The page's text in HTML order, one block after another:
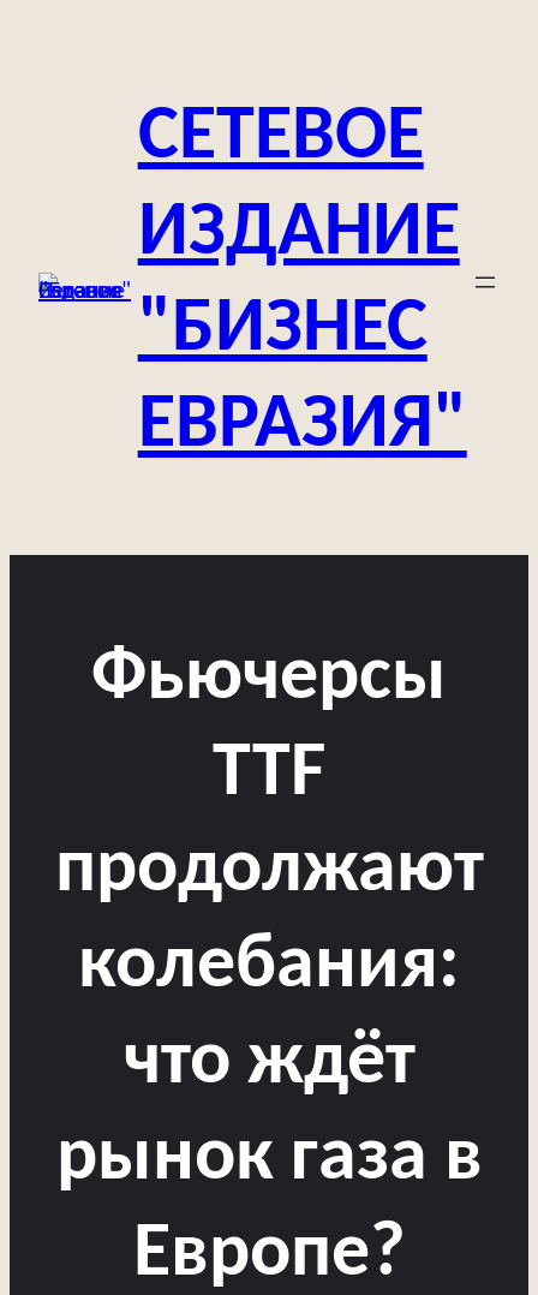
содержимомуСЕТЕВОЕ
ИЗДАНИЕ
"БИЗНЕС
ЕВРАЗИЯ"
Фьючерсы
TTF
продолжают
колебания:
что ждёт
рынок газа в
Европе?